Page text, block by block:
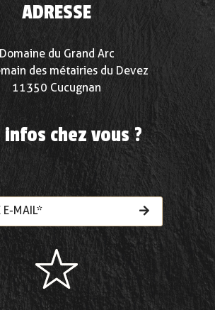
ADRESSE
Domaine du Grand Arc
des métairies du Devez
11350 Cucugnan
infos chez vous ?
E-MAIL*